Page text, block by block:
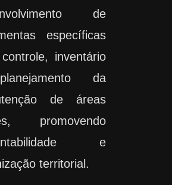
de
específicas
inventário
da
de áreas
promovendo
e
territorial.